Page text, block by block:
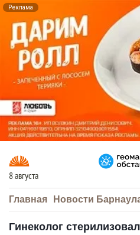
Реклама
8 августа
Главная Новости
Гинеколог